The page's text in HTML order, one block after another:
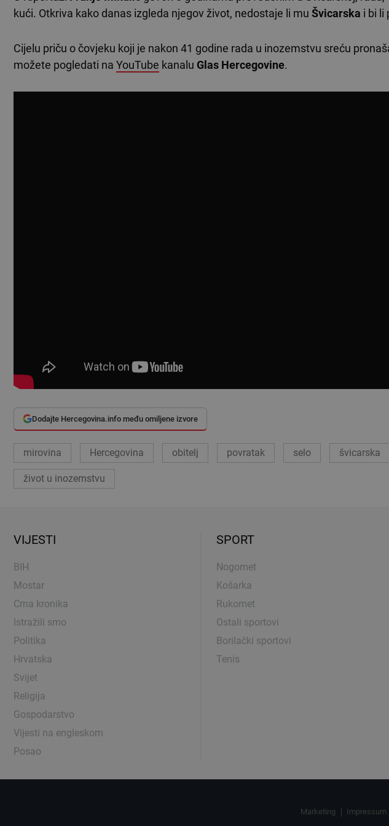
kući. Otkriva kako danas izgleda njegov život, nedostaje li mu Švicarska i bi li
Cijelu priču o čovjeku koji je nakon 41 godine rada u inozemstvu sreću
možete pogledati na YouTube kanalu Glas Hercegovine.
Dodajte Hercegovina.info među omiljene izvore
mirovina Hercegovina obitelj povratak selo švicarska
život u inozemstvu
VIJESTI
BIH
Mostar
Crna kronika
Istražili smo
Politika
Hrvatska
Svijet
Religija
Gospodarstvo
Vijesti na engleskom
Posao
SPORT
Nogomet
Košarka
Rukomet
Ostali sportovi
Borilački sportovi
Tenis
Marketing Impressum